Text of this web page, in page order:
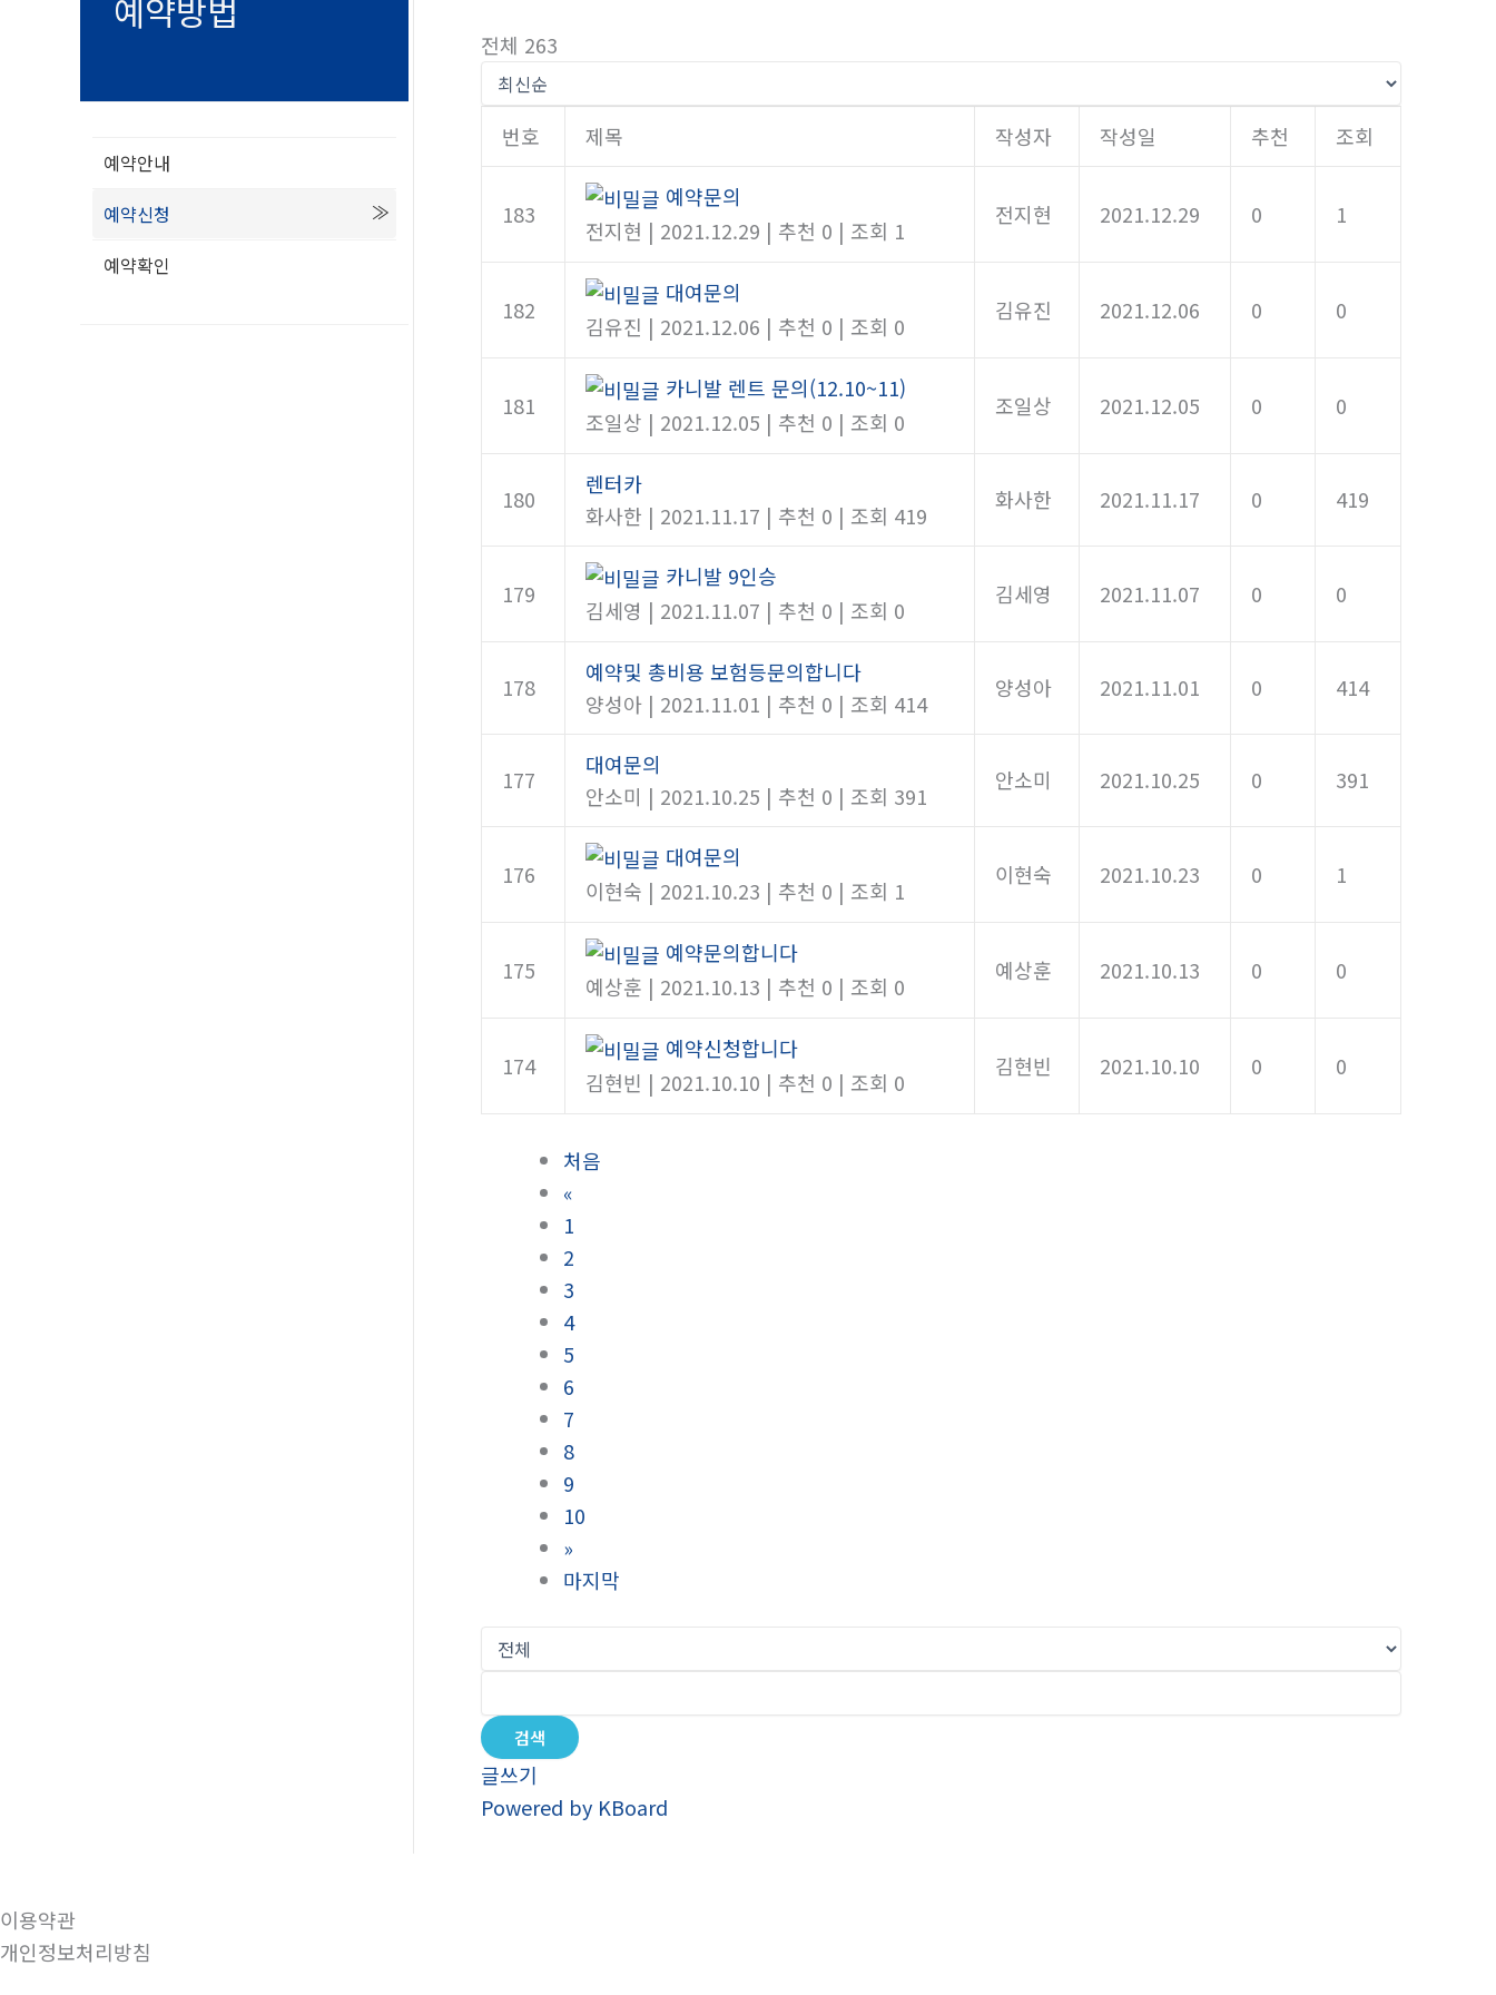
예약방법
예약안내
예약신청
예약확인
전체 263
번호 제목 작성자 작성일 추천 조회
183
예약문의
전지현 | 2021.12.29 | 추천 0 | 조회 1
전지현 2021.12.29 0 1
182
대여문의
김유진 | 2021.12.06 | 추천 0 | 조회 0
김유진 2021.12.06 0 0
181
카니발 렌트 문의(12.10~11)
조일상 | 2021.12.05 | 추천 0 | 조회 0
조일상 2021.12.05 0 0
180
렌터카
화사한 | 2021.11.17 | 추천 0 | 조회 419
화사한 2021.11.17 0 419
179
카니발 9인승
김세영 | 2021.11.07 | 추천 0 | 조회 0
김세영 2021.11.07 0 0
178
예약및 총비용 보험등문의합니다
양성아 | 2021.11.01 | 추천 0 | 조회 414
양성아 2021.11.01 0 414
177
대여문의
안소미 | 2021.10.25 | 추천 0 | 조회 391
안소미 2021.10.25 0 391
176
대여문의
이현숙 | 2021.10.23 | 추천 0 | 조회 1
이현숙 2021.10.23 0 1
175
예약문의합니다
예상훈 | 2021.10.13 | 추천 0 | 조회 0
예상훈 2021.10.13 0 0
174
예약신청합니다
김현빈 | 2021.10.10 | 추천 0 | 조회 0
김현빈 2021.10.10 0 0
처음
«
1
2
3
4
5
6
7
8
9
10
»
마지막
검색
글쓰기
Powered by KBoard
이용약관
개인정보처리방침